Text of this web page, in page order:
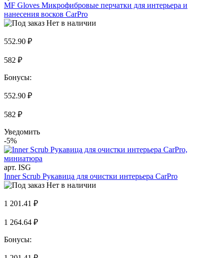
MF Gloves Микрофибровые перчатки для интерьера и
нанесения восков CarPro
Нет в наличии
552.90 ₽
582 ₽
Бонусы:
552.90 ₽
582 ₽
Уведомить
-5%
арт. ISG
Inner Scrub Рукавица для очистки интерьера CarPro
Нет в наличии
1 201.41 ₽
1 264.64 ₽
Бонусы: